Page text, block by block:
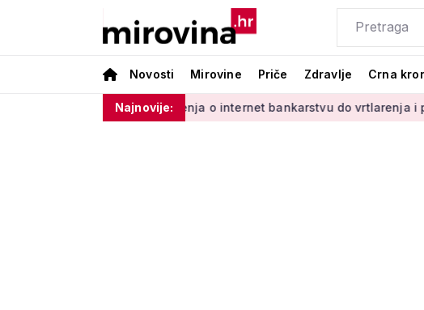
Novosti Mirovine Priče Zdravlje Crna
Najnovije:
Od učenja o internet bankarstvu do vrtlarenja i plesa: 'Da